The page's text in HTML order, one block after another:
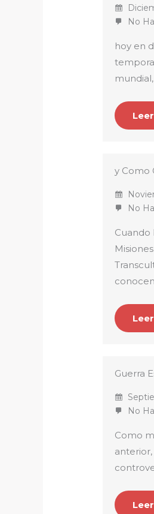
No
hoy en
y Como
No
Cuando
Guerra
No
Como